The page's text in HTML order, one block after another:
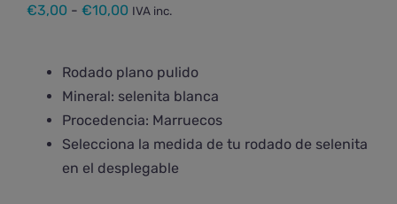
€3,00 - €10,00 Rango
desde
€3,00
hasta
€10,00
IVA inc.
Rodado plano pulido
Mineral: selenita blanca
Procedencia: Marruecos
Selecciona la medida de tu rodado de selenita
en el desplegable